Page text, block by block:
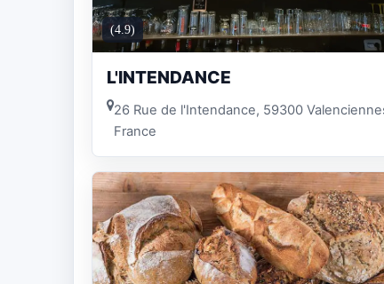
(4.9)
L'INTENDANCE
26 Rue de l'Intendance, 59300
France